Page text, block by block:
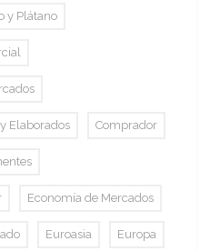
y Plátano
Elaborados Comprador
Economía de Mercados
Euroasia Europa